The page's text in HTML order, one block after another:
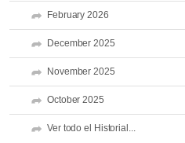
February 2026
December 2025
November 2025
October 2025
Ver todo el Historial...